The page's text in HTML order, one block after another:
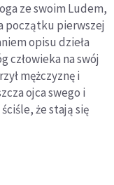
ze swoim Ludem,
początku pierwszej
opisu dzieła
człowieka na swój
mężczyznę i
ojca swego i
że stają się